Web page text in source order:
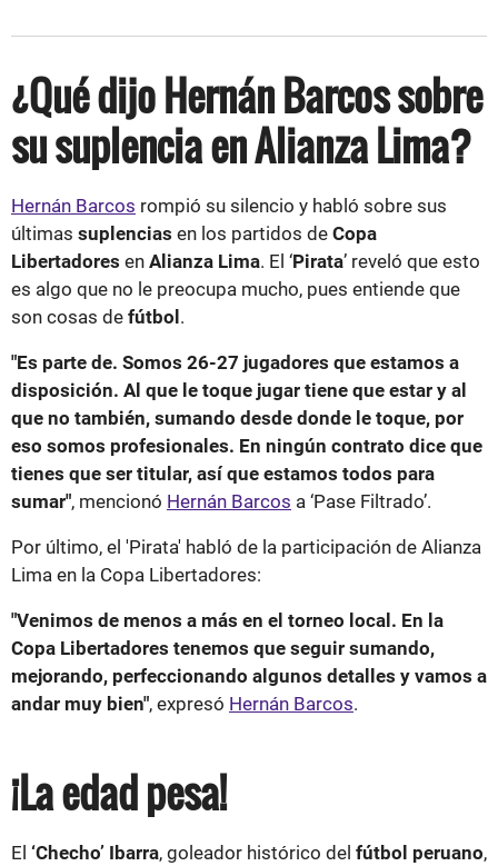
¿Qué dijo Hernán Barcos sobre
su suplencia en Alianza Lima?
Hernán Barcos rompió su silencio y habló sobre sus
últimas suplencias en los partidos de Copa
Libertadores en Alianza Lima. El ‘Pirata’ reveló que esto
es algo que no le preocupa mucho, pues entiende que
son cosas de fútbol.
"Es parte de. Somos 26-27 jugadores que estamos a
disposición. Al que le toque jugar tiene que estar y al
que no también, sumando desde donde le toque, por
eso somos profesionales. En ningún contrato dice que
tienes que ser titular, así que estamos todos para
sumar", mencionó Hernán Barcos a ‘Pase Filtrado’.
Por último, el 'Pirata' habló de la participación de Alianza
Lima en la Copa Libertadores:
"Venimos de menos a más en el torneo local. En la
Copa Libertadores tenemos que seguir sumando,
mejorando, perfeccionando algunos detalles y vamos a
andar muy bien", expresó Hernán Barcos.
¡La edad pesa!
El ‘Checho’ Ibarra, goleador histórico del fútbol peruano,